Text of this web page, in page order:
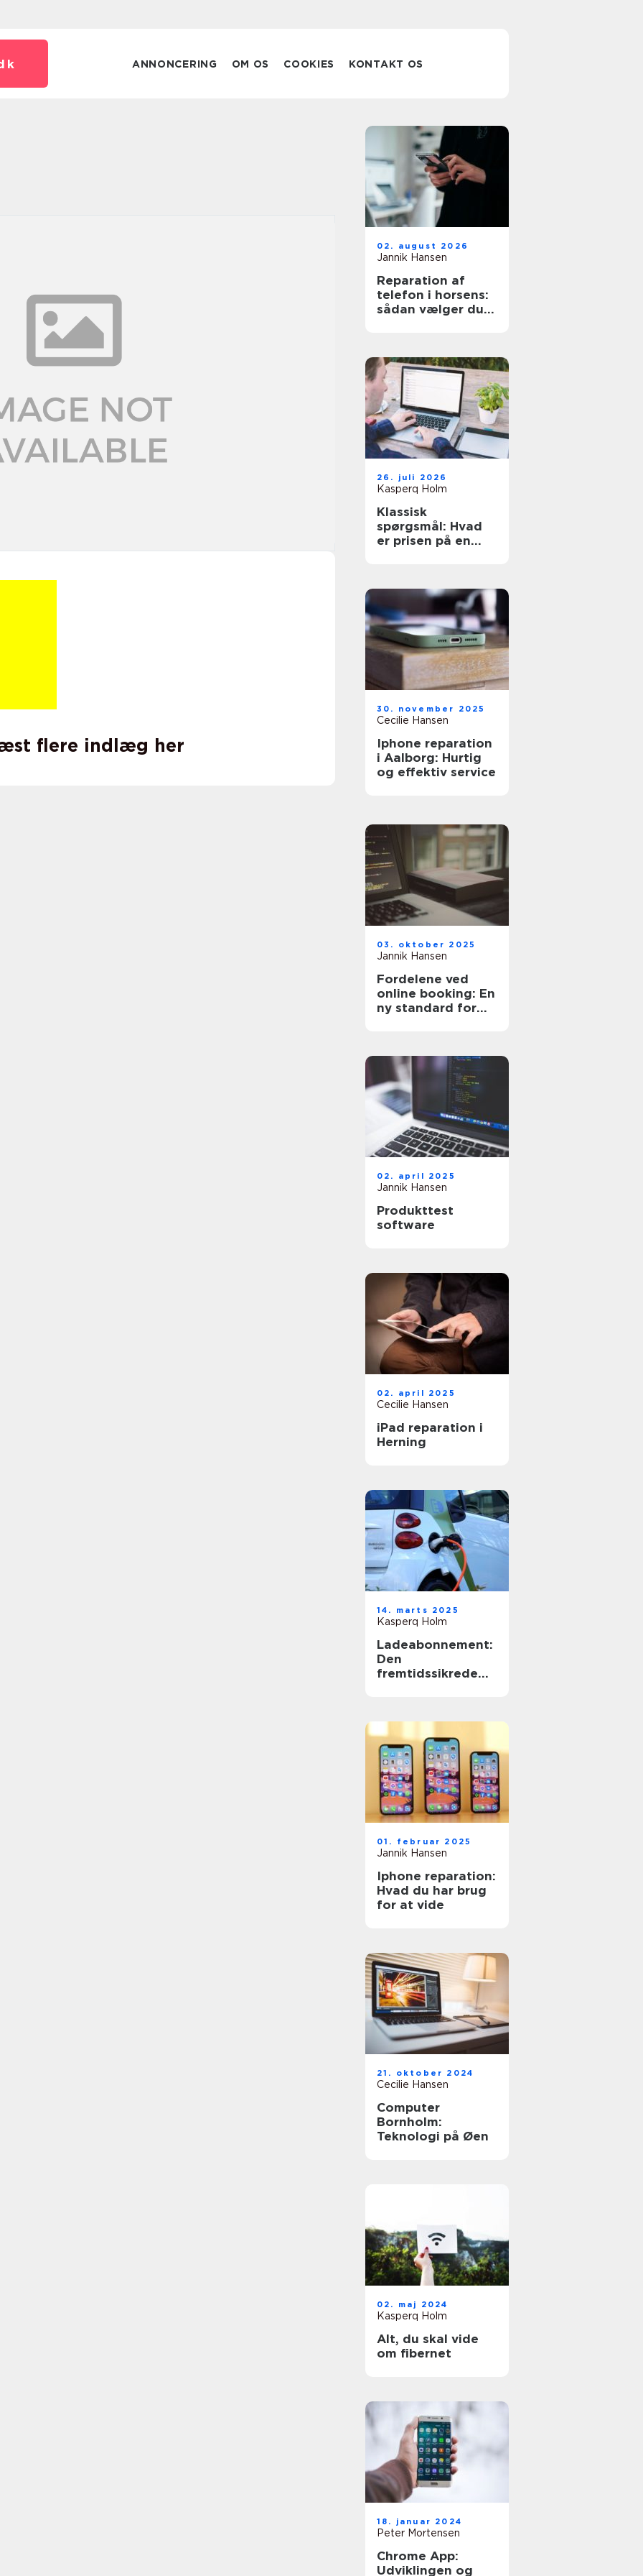
ANNONCERING OM OS COOKIES KONTAKT OS
flere indlæg her
02. august 2026
Jannik Hansen
Reparation af
telefon i horsens:
sådan vælger du
26. juli 2026
Kasperq Holm
Klassisk
spørgsmål: Hvad
er prisen på en
30. november 2025
Cecilie Hansen
Iphone reparation
i Aalborg: Hurtig
og effektiv service
03. oktober 2025
Jannik Hansen
Fordelene ved
online booking: En
ny standard for
02. april 2025
Jannik Hansen
Produkttest
software
02. april 2025
Cecilie Hansen
iPad reparation i
Herning
14. marts 2025
Kasperq Holm
Ladeabonnement:
Den
fremtidssikrede
01. februar 2025
Jannik Hansen
Iphone reparation:
Hvad du har brug
for at vide
21. oktober 2024
Cecilie Hansen
Computer
Bornholm:
Teknologi på Øen
02. maj 2024
Kasperq Holm
Alt, du skal vide
om fibernet
18. januar 2024
Peter Mortensen
Chrome App:
Udviklingen og